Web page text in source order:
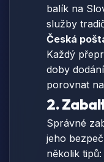
balík na
služby
Česká
Každý
doby
porovnat
2.
Správné
jeho
několik tipů: